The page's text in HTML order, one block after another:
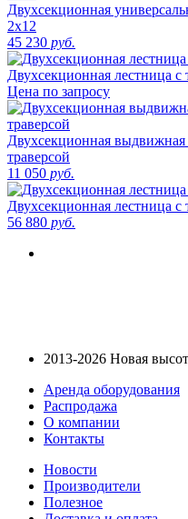
Двухсекционная
2х12
45 230 руб.
Двухсекционная лестница
Цена по запросу
Двухсекционная
траверсой
11 050 руб.
Двухсекционная лестница
56 880 руб.
2013-2026 Новая
Аренда оборудования
Распродажа
О компании
Контакты
Новости
Производители
Полезное